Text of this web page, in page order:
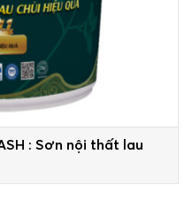
: Sơn nội thất lau